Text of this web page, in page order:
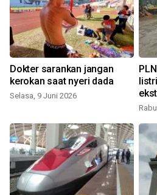
Dokter sarankan jangan
kerokan saat nyeri dada
Selasa, 9 Juni 2026